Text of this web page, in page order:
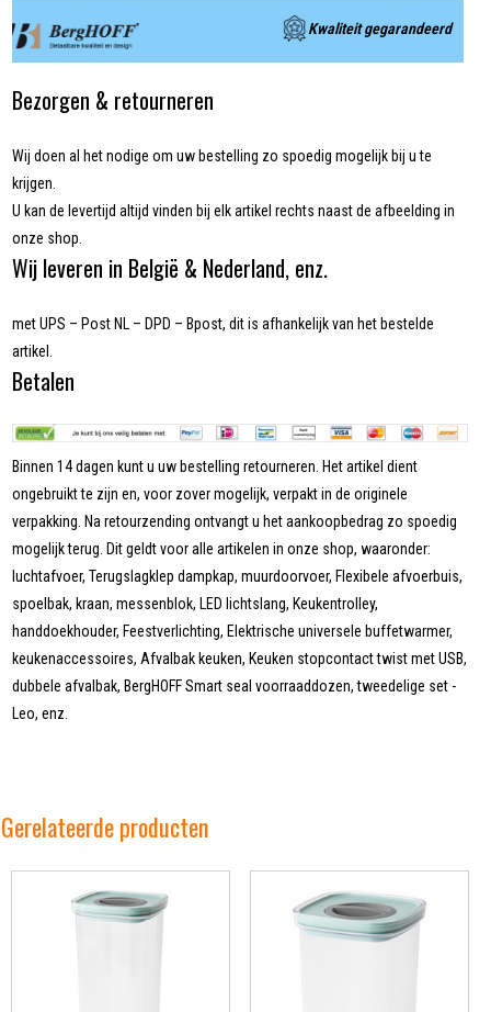
Kwaliteit gegarandeerd
Bezorgen & retourneren
Wij doen al het nodige om uw bestelling zo spoedig mogelijk bij u te
krijgen.
U kan de levertijd altijd vinden bij elk artikel rechts naast de afbeelding in
onze shop.
Wij leveren in België & Nederland, enz.
met UPS – Post NL – DPD – Bpost, dit is afhankelijk van het bestelde
artikel.
Betalen
Binnen 14 dagen kunt u uw bestelling retourneren. Het artikel dient
ongebruikt te zijn en, voor zover mogelijk, verpakt in de originele
verpakking. Na retourzending ontvangt u het aankoopbedrag zo spoedig
mogelijk terug. Dit geldt voor alle artikelen in onze shop, waaronder:
luchtafvoer, Terugslagklep dampkap, muurdoorvoer, Flexibele afvoerbuis,
spoelbak, kraan, messenblok, LED lichtslang, Keukentrolley,
handdoekhouder, Feestverlichting, Elektrische universele buffetwarmer,
keukenaccessoires, Afvalbak keuken, Keuken stopcontact twist met USB,
dubbele afvalbak, BergHOFF Smart seal voorraaddozen, tweedelige set -
Leo, enz.
Gerelateerde producten